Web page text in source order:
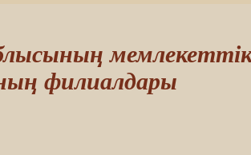
мемлекеттік
филиалдары